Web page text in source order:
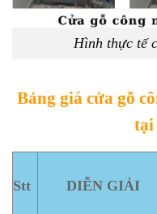
Hình thực tế
Bảng giá cửa gỗ
tại
Stt DIỄN GIẢI